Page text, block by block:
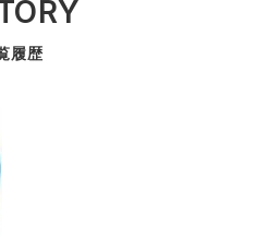
履歴